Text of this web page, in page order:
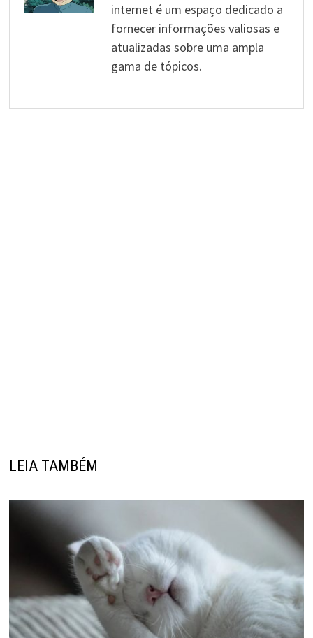
internet é um espaço dedicado a
fornecer informações valiosas e
atualizadas sobre uma ampla
gama de tópicos.
LEIA TAMBÉM